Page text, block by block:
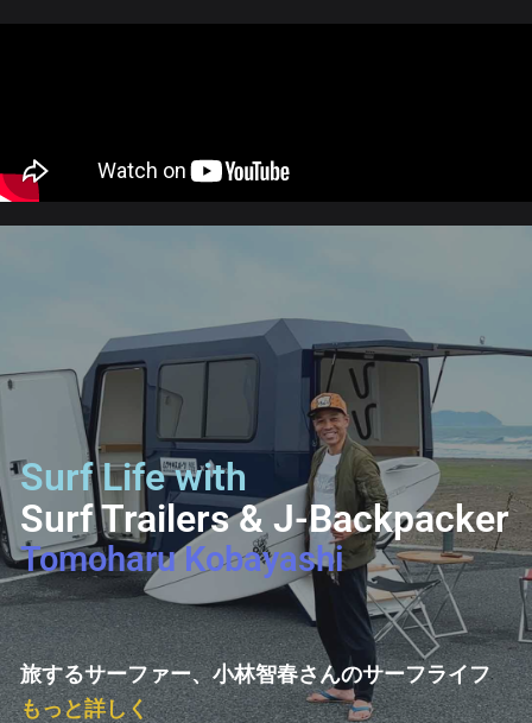
Surf Life with
Surf Trailers & J-Backpacker
Tomoharu Kobayashi
旅するサーファー、小林智春さんのサーフライフ
もっと詳しく